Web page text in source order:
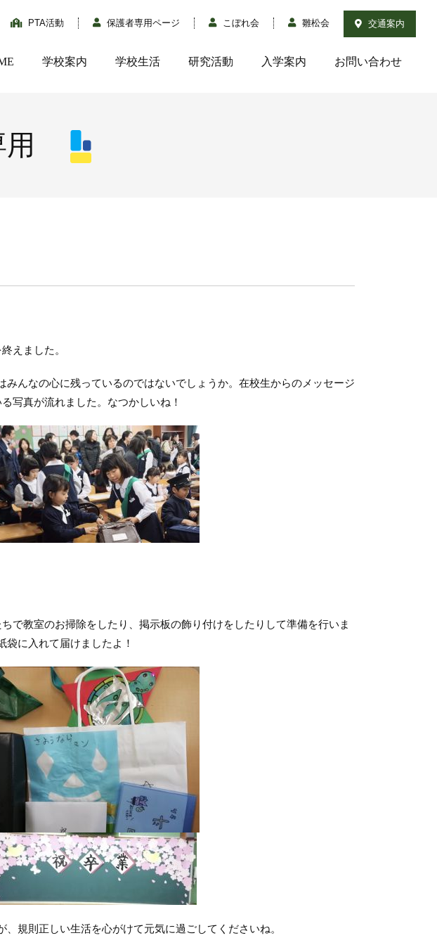
PTA活動 保護者専用ページ こぼれ会 雛松会 交通案内
学校案内 学校生活 研究活動 入学案内 お問い合わせ
えました。
んなの心に残っているのではないでしょうか。在校生からのメッセージ
写真が流れました。なつかしいね！
で教室のお掃除をしたり、掲示板の飾り付けをしたりして準備を行いま
袋に入れて届けましたよ！
規則正しい生活を心がけて元気に過ごしてくださいね。